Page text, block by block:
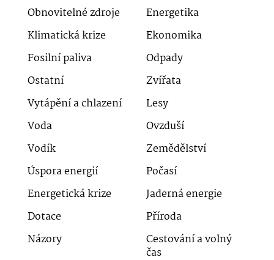
Obnovitelné zdroje
Energetika
Klimatická krize
Ekonomika
Fosilní paliva
Odpady
Ostatní
Zvířata
Vytápění a chlazení
Lesy
Voda
Ovzduší
Vodík
Zemědělství
Úspora energií
Počasí
Energetická krize
Jaderná energie
Dotace
Příroda
Názory
Cestování a volný
čas